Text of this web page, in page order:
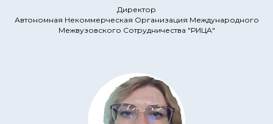
Директор
Автономная Некоммерческая Организация Международного
Межвузовского Сотрудничества "РИЦА"